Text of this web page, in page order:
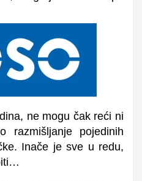
ne mogu čak reći ni
razmišljanje pojedinih
Inače je sve u redu,